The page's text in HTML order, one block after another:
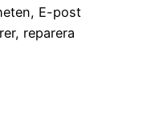
E-post
reparera